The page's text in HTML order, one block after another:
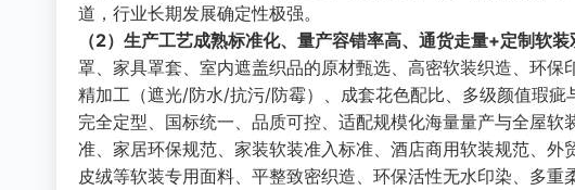
道，行业长期发展确定性极强。
（2）生产工艺成熟标准化、量产容错率高、通货走量+定制软
罩、家具罩套、室内遮盖织品的原材甄选、高密软装织造、环
精加工（遮光/防水/抗污/防霉）、成套花色配比、多级颜值瑕
完全定型、国标统一、品质可控、适配规模化海量量产与全屋
准、家居环保规范、家装软装准入标准、酒店商用软装规范、
皮绒等软装专用面料、平整致密织造、环保活性无水印染、多